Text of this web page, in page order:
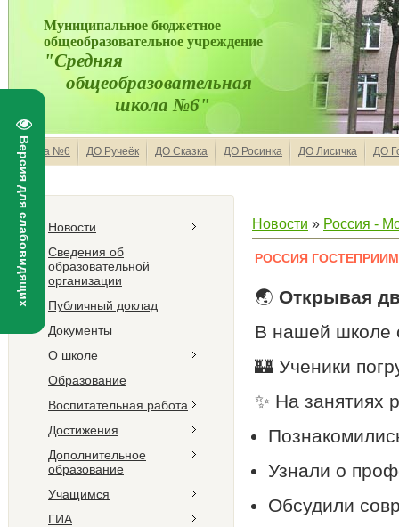
Версия для слабовидящих
Муниципальное бюджетное
общеобразовательное учреждение
"Средняя
общеобразовательная
школа №6"
Школа №6 ДО Ручеёк ДО Сказка ДО Росинка ДО Лисичка ДО
Новости
Сведения об
образовательной
организации
Публичный доклад
Документы
О школе
Образование
Воспитательная работа
Достижения
Дополнительное
образование
Учащимся
ГИА
Новости » Россия -
РОССИЯ
🌏 Открывая
В нашей школе
🏰 Ученики
✨ На занятиях
Узнали о
Обсудили